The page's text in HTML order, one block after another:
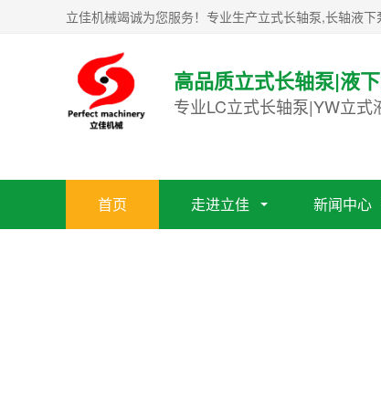
立佳机械竭诚为您服务！专业生产立式长轴泵,长轴液
高品质立式长轴泵|液
专业LC立式长轴泵|YW立
首页 走进立佳 新闻中心